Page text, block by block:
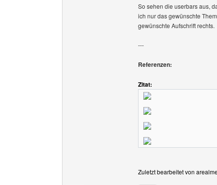
So sehen die userbars aus,
ich nur das gewünschte
gewünschte Aufschrift rechts.
---
Referenzen:
Zitat:
Zuletzt bearbeitet von